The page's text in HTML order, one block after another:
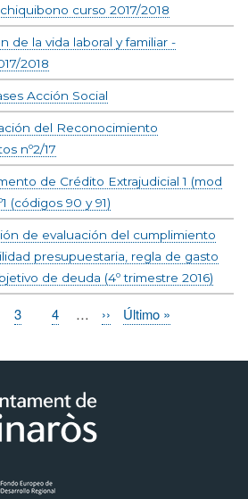
curso 2017/2018
de la vida laboral y familiar -
2018
Acción Social
del Reconocimiento
nº2/17
de Crédito Extrajudicial 1 (mod
(códigos 90 y 91)
de evaluación del cumplimiento
presupuestaria, regla de gasto
de deuda (4º trimestre 2016)
Page
3 Page
4 …
Siguiente
››
Última
Último »